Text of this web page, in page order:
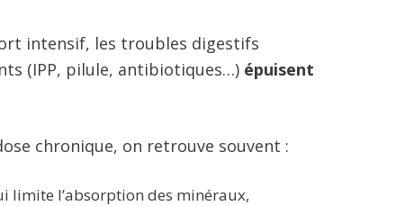
intensif, les troubles digestifs
(IPP, pilule, antibiotiques…) épuisent
chronique, on retrouve souvent :
limite l’absorption des minéraux,